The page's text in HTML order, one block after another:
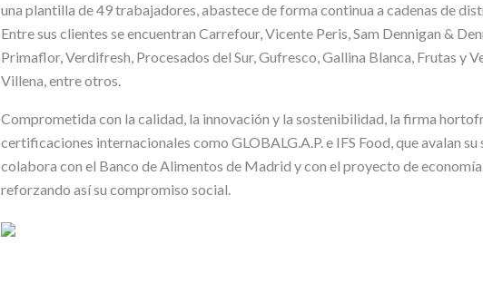
una plantilla de 49 trabajadores, abastece de forma continua a cadenas de
Entre sus clientes se encuentran Carrefour, Vicente Peris, Sam Dennigan &
Primaflor, Verdifresh, Procesados del Sur, Gufresco, Gallina Blanca, Frutas y
Villena, entre otros.
Comprometida con la calidad, la innovación y la sostenibilidad, la firma
certificaciones internacionales como GLOBALG.A.P. e IFS Food, que avalan
colabora con el Banco de Alimentos de Madrid y con el proyecto de
reforzando así su compromiso social.